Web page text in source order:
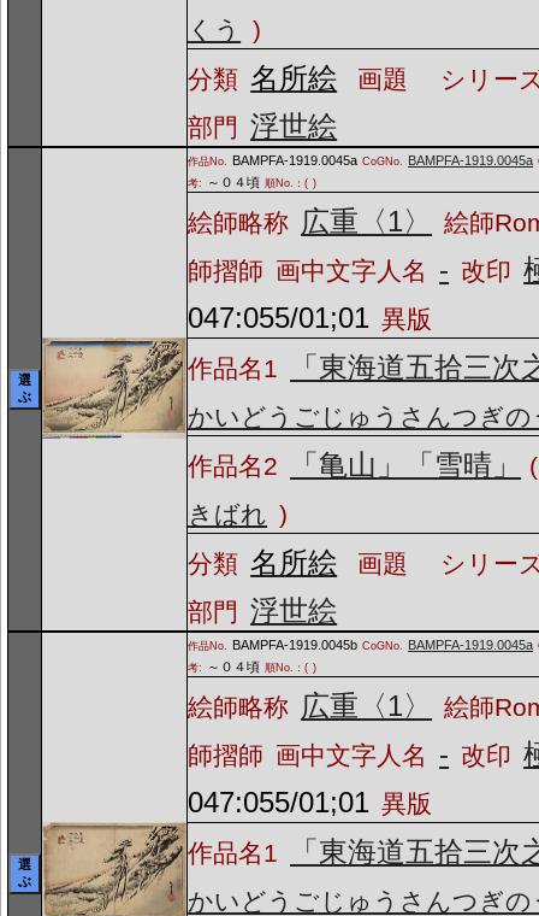
くう
)
分類 名所絵 画題
シリー
部門 浮世絵
選
ぶ
作品No. BAMPFA-1919.0045a CoGNo. BAMPFA-1919.0045a
考:
～０４頃 順No.：( )
絵師略称 広重〈1〉
絵師
師摺師 画中文字人名 - 改印
047:055/01;01 異版
作品名1
「東海道五拾三次
かいどうごじゅうさんつぎの
作品名2
「亀山」「雪晴」
(
きばれ )
分類 名所絵 画題
シリー
部門 浮世絵
選
ぶ
作品No. BAMPFA-1919.0045b CoGNo. BAMPFA-1919.0045a
考:
～０４頃 順No.：( )
絵師略称 広重〈1〉
絵師
師摺師 画中文字人名 - 改印
047:055/01;01 異版
作品名1
「東海道五拾三次
かいどうごじゅうさんつぎの